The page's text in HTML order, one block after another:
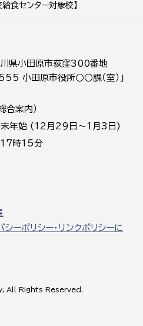
食センター対象校】
小田原市荻窪300番地
小田原市役所○○課（室）」
案内）
末年始 (12月29日～1月3日)
時15分
ーポリシー・リンクポリシーに
All Rights Reserved.